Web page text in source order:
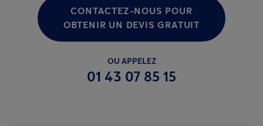
CONTACTEZ-NOUS POUR
OBTENIR UN DEVIS GRATUIT
OU APPELEZ
01 43 07 85 15